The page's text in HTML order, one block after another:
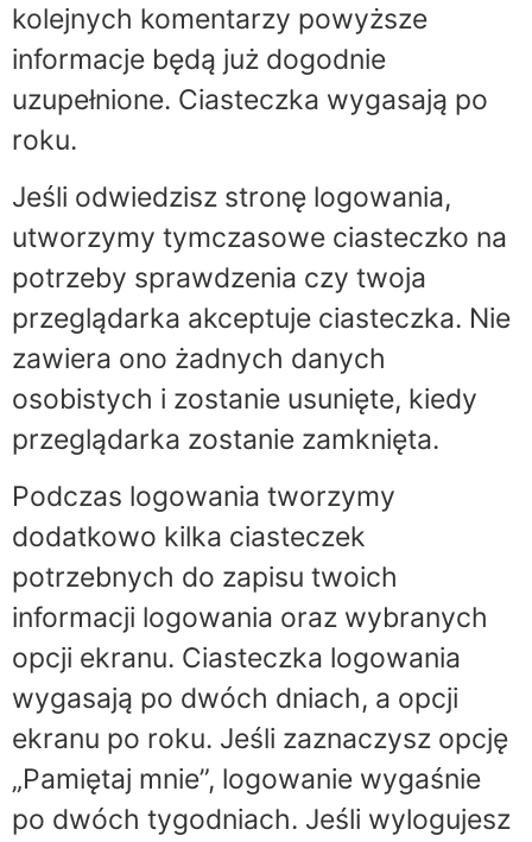
kolejnych komentarzy powyższe
informacje będą już dogodnie
uzupełnione. Ciasteczka wygasają po
roku.
Jeśli odwiedzisz stronę logowania,
utworzymy tymczasowe ciasteczko na
potrzeby sprawdzenia czy twoja
przeglądarka akceptuje ciasteczka. Nie
zawiera ono żadnych danych
osobistych i zostanie usunięte, kiedy
przeglądarka zostanie zamknięta.
Podczas logowania tworzymy
dodatkowo kilka ciasteczek
potrzebnych do zapisu twoich
informacji logowania oraz wybranych
opcji ekranu. Ciasteczka logowania
wygasają po dwóch dniach, a opcji
ekranu po roku. Jeśli zaznaczysz opcję
„Pamiętaj mnie”, logowanie wygaśnie
po dwóch tygodniach. Jeśli wylogujesz